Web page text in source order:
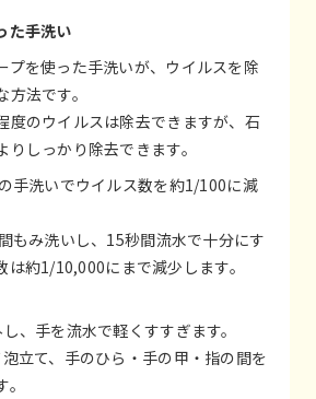
た手洗い
プを使った手洗いが、ウイルスを除
法です。
度のウイルスは除去できますが、石
りしっかり除去できます。
手洗いでウイルス数を約1/100に減
もみ洗いし、15秒間流水で十分にす
は約1/10,000にまで減少します。
、手を流水で軽くすすぎます。
立て、手のひら・手の甲・指の間を